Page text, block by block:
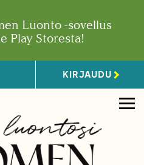
Luonto -sovellus
Play Storesta!
KIRJAUDU